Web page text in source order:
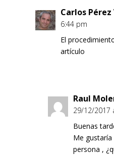
Carlos Pérez
6:44 pm
El
artículo
Raul
29/12/2017
Buenas
Me
persona ,